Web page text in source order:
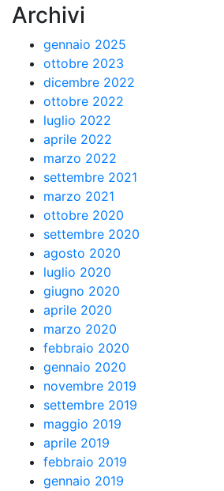
Archivi
gennaio 2025
ottobre 2023
dicembre 2022
ottobre 2022
luglio 2022
aprile 2022
marzo 2022
settembre 2021
marzo 2021
ottobre 2020
settembre 2020
agosto 2020
luglio 2020
giugno 2020
aprile 2020
marzo 2020
febbraio 2020
gennaio 2020
novembre 2019
settembre 2019
maggio 2019
aprile 2019
febbraio 2019
gennaio 2019